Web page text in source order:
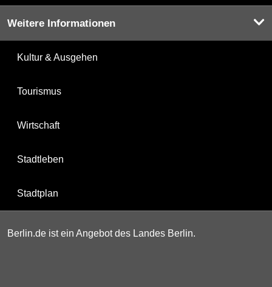
Weitere Informationen
Kultur & Ausgehen
Tourismus
Wirtschaft
Stadtleben
Stadtplan
Berlin.de ist ein Angebot des Landes Berlin.